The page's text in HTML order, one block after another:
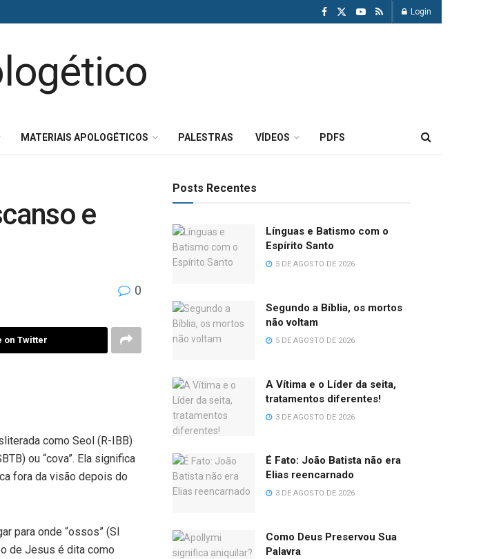
Login
MATERIAIS APOLOGÉTICOS PALESTRAS VÍDEOS PDFS
e
0
on Twitter
como Seol (R-IBB)
ou “cova”. Ela significa
fora da visão depois do
para onde “ossos” (SI
de Jesus é dita como
Posts Recentes
Línguas e Batismo com o
Espírito Santo
5 DE AGOSTO DE 2026
Segundo a Bíblia, os mortos
não voltam
5 DE AGOSTO DE 2026
A Vítima e o Líder da seita,
tratamentos diferentes!
3 DE AGOSTO DE 2026
É Fato: João Batista não era
Elias reencarnado
3 DE AGOSTO DE 2026
Como Deus Preservou Sua
Palavra